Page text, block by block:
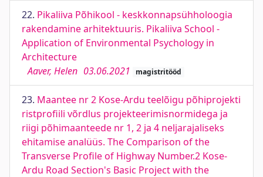
22. Pikaliiva Põhikool - keskkonnapsühholoogia
rakendamine arhitektuuris. Pikaliiva School -
Application of Environmental Psychology in
Architecture
Aaver, Helen 03.06.2021 magistritööd
23. Maantee nr 2 Kose-Ardu teelõigu põhiprojekti
ristprofiili võrdlus projekteerimisnormidega ja
riigi põhimaanteede nr 1, 2 ja 4 neljarajaliseks
ehitamise analüüs. The Comparison of the
Transverse Profile of Highway Number.2 Kose-
Ardu Road Section's Basic Project with the